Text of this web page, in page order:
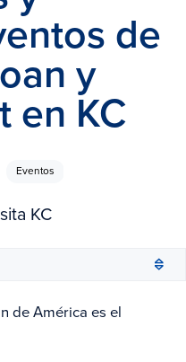
de
y
en KC
Eventos
KC
de América es el